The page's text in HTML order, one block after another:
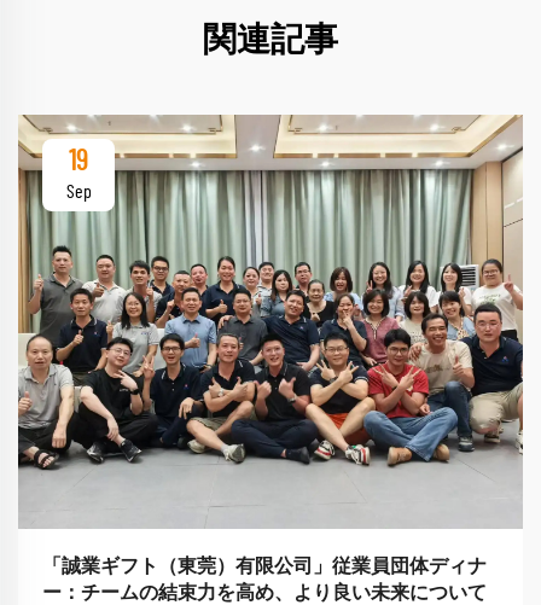
関連記事
19
Sep
「誠業ギフト（東莞）有限公司」従業員団体ディナ
ー：チームの結束力を高め、より良い未来について